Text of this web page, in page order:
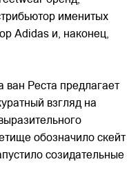
именитых
Adidas и, наконец,
Реста предлагает
взгляд на
обозначило скейт
созидательные